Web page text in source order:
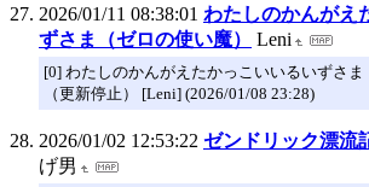
2026/01/11 08:38:01 わたしのかんがえ
ずさま（ゼロの使い魔）
Leni
[0] わたしのかんがえたかっこいいるいずさま
（更新停止） [Leni] (2026/01/08 23:28)
2026/01/02 12:53:22 ゼンドリック漂流
げ男